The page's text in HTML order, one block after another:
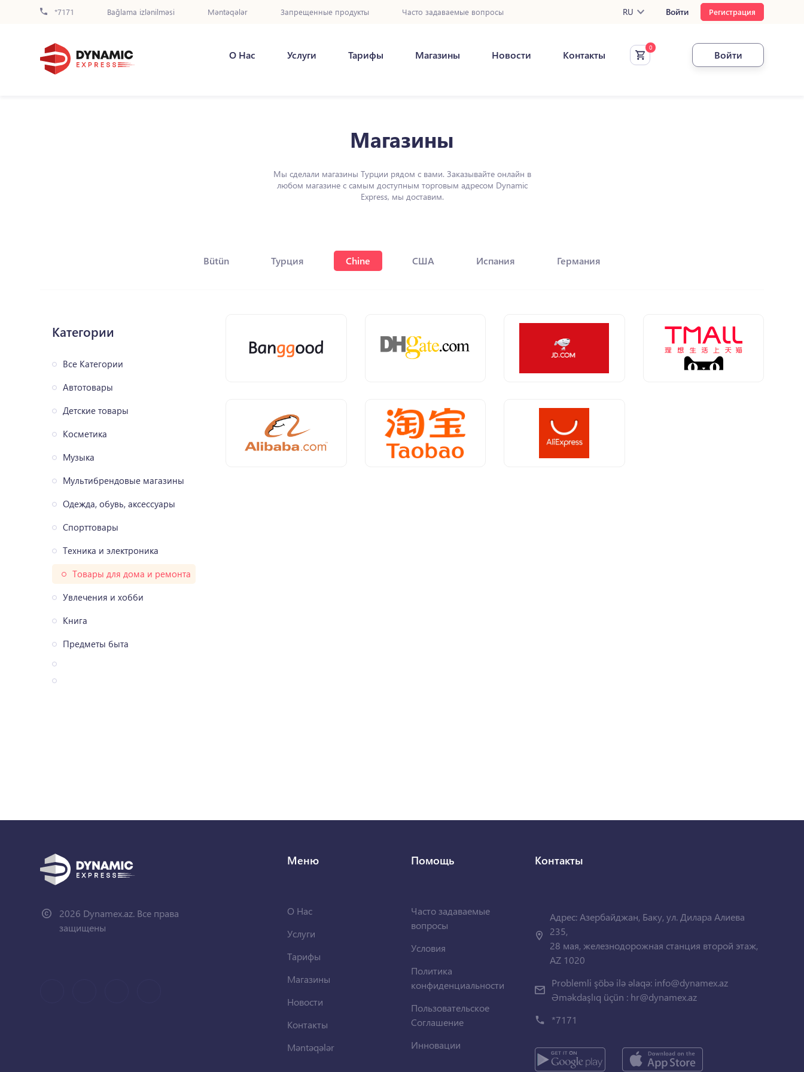
*7171 Bağlama izlənilməsi Məntəqələr Запрещенные продукты Часто задаваемые вопросы RU Войти Регистрация
О Нас Услуги Тарифы Магазины Новости Контакты Войти
Магазины
Мы сделали магазины Турции рядом с вами. Заказывайте онлайн в
любом магазине с самым доступным торговым адресом Dynamic
Express, мы доставим.
Bütün Турция Chine США Испания Германия
Категории
Все Категории
Автотовары
Детские товары
Косметика
Музыка
Мультибрендовые магазины
Одежда, обувь, аксессуары
Спорттовары
Техника и электроника
Товары для дома и ремонта
Увлечения и хобби
Книга
Предметы быта
2026 Dynamex.az. Все права
защищены
Меню
О Нас
Услуги
Тарифы
Магазины
Новости
Контакты
Məntəqələr
Помощь
Часто задаваемые
вопросы
Условия
Политика
конфиденциальности
Пользовательское
Соглашение
Инновации
Контакты
Адрес: Азербайджан, Баку, ул. Дилара Алиева
235,
28 мая, железнодорожная станция второй этаж,
AZ 1020
Problemli şöbə ilə əlaqə: info@dynamex.az
Əməkdaşlıq üçün : hr@dynamex.az
*7171